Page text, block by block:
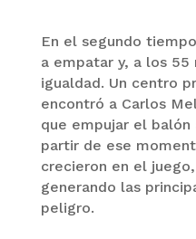
En el segundo
a empatar y, a los
igualdad. Un centro
encontró a Carlos
que empujar el
partir de ese
crecieron en el
generando las
peligro.